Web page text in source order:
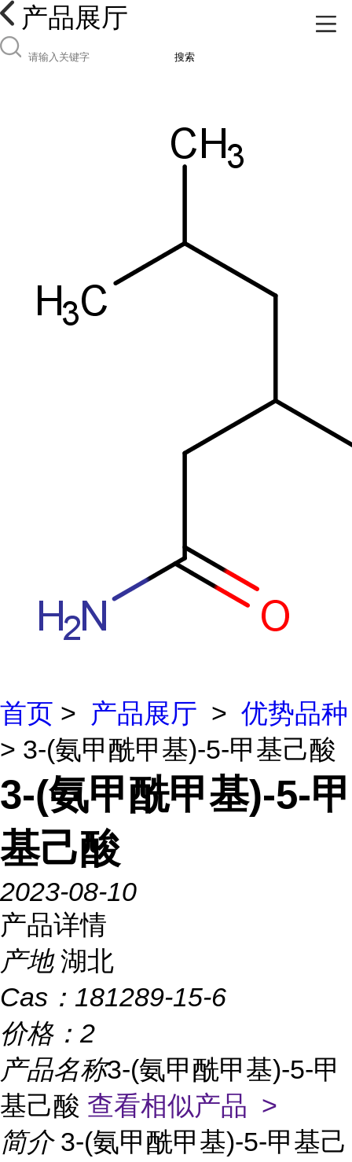
产品展厅
搜索
首页 > 产品展厅 > 优势品种
> 3-(氨甲酰甲基)-5-甲基己酸
3-(氨甲酰甲基)-5-甲
基己酸
2023-08-10
产品详情
产地 湖北
Cas： 181289-15-6
价格： 2
产品名称3-(氨甲酰甲基)-5-甲
基己酸 查看相似产品 >
简介 3-(氨甲酰甲基)-5-甲基己